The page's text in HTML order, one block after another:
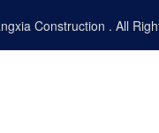
Construction . All